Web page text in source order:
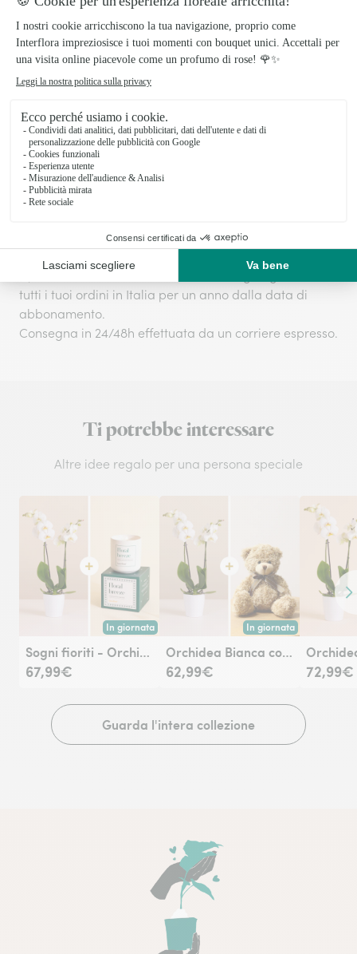
Vogliamo che la pianta arrivi da te nel suo massimo
splendore, per questo abbiamo pensato ad un
packaging ad hoc. Il prodotto sarà ben imballato e
protetto all’interno di una scatola in cartone 100%
da corrieri espressi accuratamente selezionati da noi.
Una scelta sostenibile per proteggere l’ambiente e le
generazioni future con un piccolo gesto.
Spese di consegna
17,99€. Questa iscrizione ti dà la consegna gratuita su
tutti i tuoi ordini in Italia per un anno dalla data di
abbonamento.
Consegna in 24/48h effettuata da un corriere espresso.
Ti potrebbe interessare
Altre idee regalo per una persona speciale
In giornata
Consegna disponibile oggi o in data a tua scelta.
Sogni fioriti - Orchidea Bianca e candela Floral breeze
67,99€
In giornata
Consegna disponibile
Orchidea Bianca con Orsetto
62,99€ 72,99€
Guarda l'intera collezione